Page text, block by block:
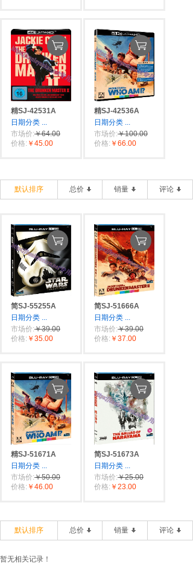
精SJ-42531A
日期分类 ...
市场价:￥64.00
价格: ￥45.00
精SJ-42536A
日期分类 ...
市场价:￥100.00
价格: ￥66.00
默认排序 总价 销量 评论
简SJ-55255A
日期分类 ...
市场价:￥39.00
价格: ￥35.00
简SJ-51666A
日期分类 ...
市场价:￥39.00
价格: ￥37.00
精SJ-51671A
日期分类 ...
市场价:￥50.00
价格: ￥46.00
简SJ-51673A
日期分类 ...
市场价:￥25.00
价格: ￥23.00
默认排序 总价 销量 评论
暂无相关记录！